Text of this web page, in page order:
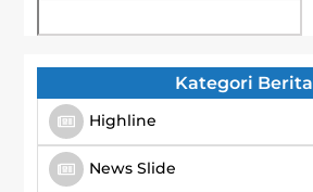
Kategori Berita
Highline
News Slide